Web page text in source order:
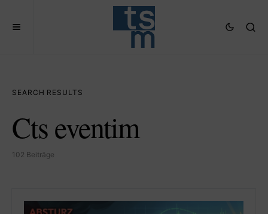
SEARCH RESULTS
Cts eventim
102 Beiträge